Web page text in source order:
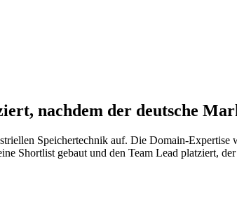
nachdem der deutsche
Speichertechnik auf. Die Domain-
Shortlist gebaut und den Team Lead platziert,